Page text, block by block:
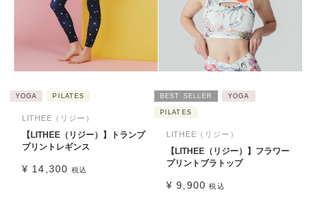
YOGA PILATES
LITHEE（リジー）
【LITHEE（リジー）】トランプ
プリントレギンス
¥ 14,300 税込
BEST SELLER YOGA
PILATES
LITHEE（リジー）
【LITHEE（リジー）】フラワー
プリントブラトップ
¥ 9,900 税込